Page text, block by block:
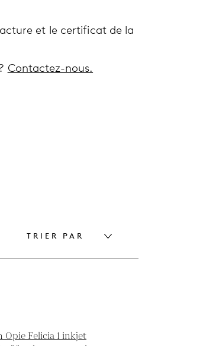
et le certificat de la
Contactez-nous.
TRIER PAR